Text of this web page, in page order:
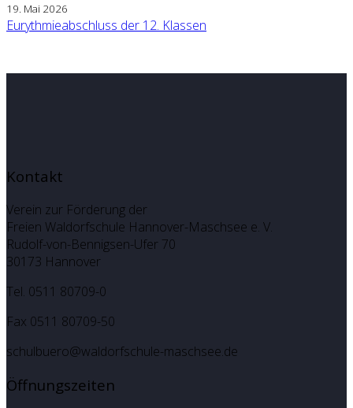
19. Mai 2026
Eurythmieabschluss der 12. Klassen
Kontakt
Verein zur Förderung der
Freien Waldorfschule Hannover-Maschsee e. V.
Rudolf-von-Bennigsen-Ufer 70
30173 Hannover
Tel. 0511 80709-0
Fax 0511 80709-50
schulbuero@waldorfschule-maschsee.de
Öffnungszeiten